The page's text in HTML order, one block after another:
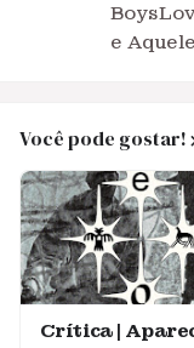
e
Você pode gostar!
Crítica |